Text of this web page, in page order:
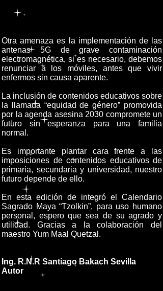
Otra amenaza es la implementación de las
antenas 5G de grave contaminación
electromagnética, si es necesario, debemos
renunciar a los móviles, antes que vivir
enfermos sin causa aparente.
La inclusión de contenidos educativos sobre
la llamada “equidad de género” promovida
por la agenda asesina 2030 compromete un
futuro sin esperanza para una familia
normal.
Es importante plantar cara frente a las
imposiciones de contenidos educativos de
primaria, secundaria y universidad, nuestro
futuro depende de ello.
En esta edición de integró el Calendario
Sagrado Maya “Tzolkin”, para uso humano
personal, espero que sea de su agrado y
utilidad. Gracias a la colaboración del
maestro Yum Maal Quetzal.
Ing. R.N.R Santiago Bakach Sevilla
Autor